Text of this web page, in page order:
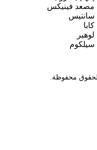
مصعد فينيكس
سانتيس
كابا
لوهير
سيلكوم